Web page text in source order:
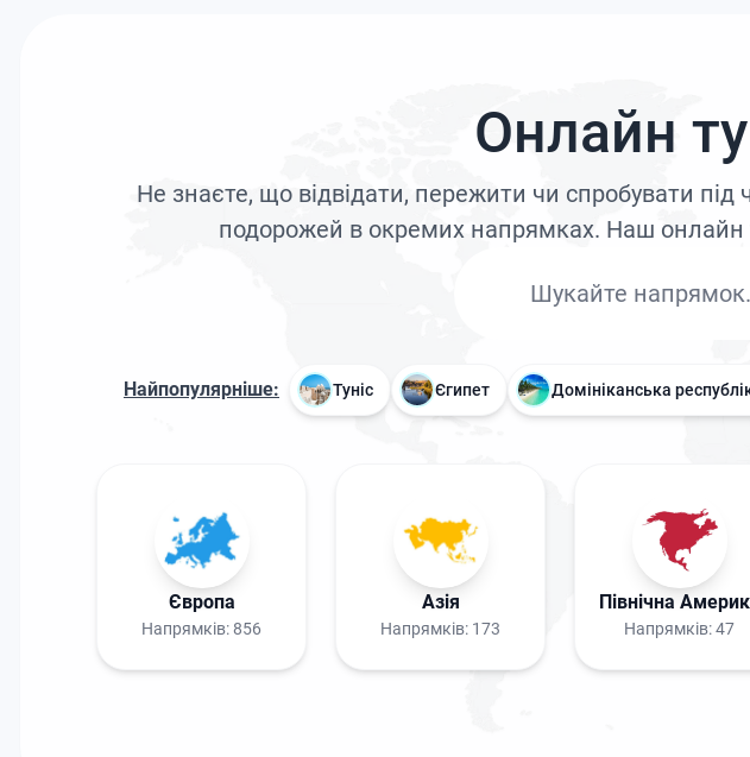
Онлайн
Не знаєте, що відвідати, пережити чи спробувати
подорожей в окремих напрямках. Наш онлайн
Найпопулярніше: Туніс Єгипет Домініканська
Європа
Напрямків: 856
Азія
Напрямків: 173
Північна
Напрямків:47